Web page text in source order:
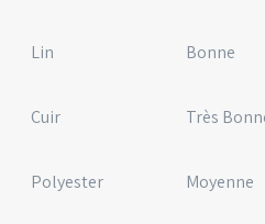
Lin Bonne
Cuir Très
Polyester Moyenne